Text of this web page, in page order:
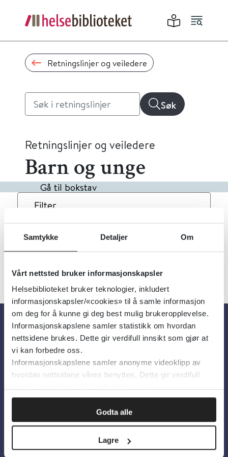
Samtykke Detaljer Om
Vårt nettsted bruker informasjonskapsler
Helsebiblioteket bruker teknologier, inkludert
informasjonskapsler/«cookies» til å samle informasjon
om deg for å kunne gi deg best mulig brukeropplevelse.
Informasjonskapslene samler statistikk om hvordan
nettsidene brukes. Dette gir verdifull innsikt som gjør at
vi kan forbedre oss.
Informasjonskapslene samler anonyme videoklipp av
hvordan nettsidene våres benyttes. Dette gir verdifull
Godta alle
Lagre
Retningslinjer og veiledere
Søk
Retningslinjer og veiledere
Barn og unge
Gå til bokstav
Filter
1Treff Dato Alfabetisk
Om oss
Om Helsebiblioteket
Personvern og informasjonskapsler
Tilgjengelighetserklæring
Information in English
Bilder fra Colourbox.com